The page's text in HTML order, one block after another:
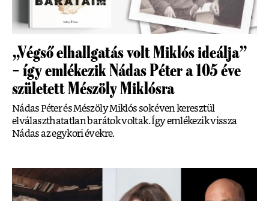
„Végső elhallgatás volt Miklós ideálja”
– így emlékezik Nádas Péter a 105 éve
született Mészöly Miklósra
Nádas Péter és Mészöly Miklós sok éven keresztül
elválaszthatatlan barátok voltak. Így emlékezik vissza
Nádas az egykori évekre.